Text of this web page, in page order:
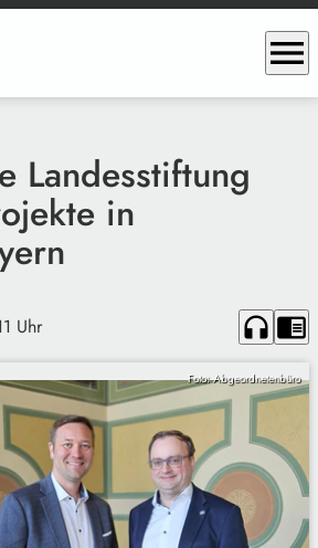
menu
Landesstiftung
in
Uhr headphones chrome_reader_mode
Foto: Abgeordnetenbüro